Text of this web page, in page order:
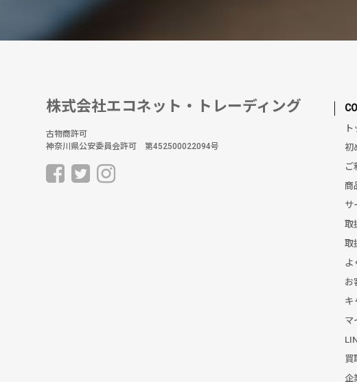
株式会社エコネット・トレーディング
古物商許可
神奈川県公安委員会許可 第452500022094号
初
ご
商
サ
取
取
よ
お
キ
マ
買
企